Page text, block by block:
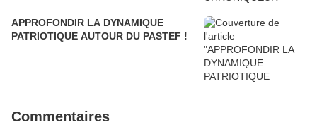
APPROFONDIR LA DYNAMIQUE
PATRIOTIQUE AUTOUR DU PASTEF !
Commentaires